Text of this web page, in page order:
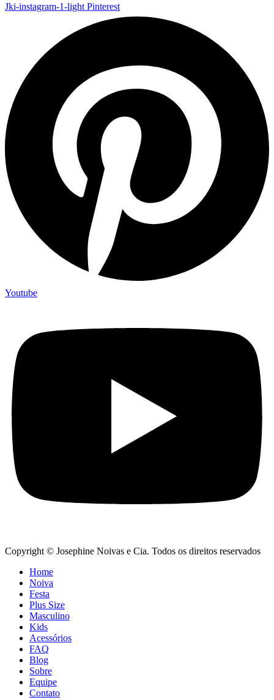
Jki-instagram-1-light Pinterest
Youtube
Copyright © Josephine Noivas e Cia. Todos os direitos reservados
Home
Noiva
Festa
Plus Size
Masculino
Kids
Acessórios
FAQ
Blog
Sobre
Equipe
Contato